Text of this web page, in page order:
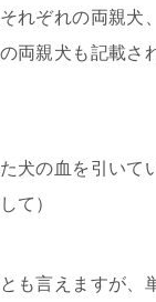
れぞれの両親犬
両親犬も記載さ
犬の血を引いて
て）
も言えますが、